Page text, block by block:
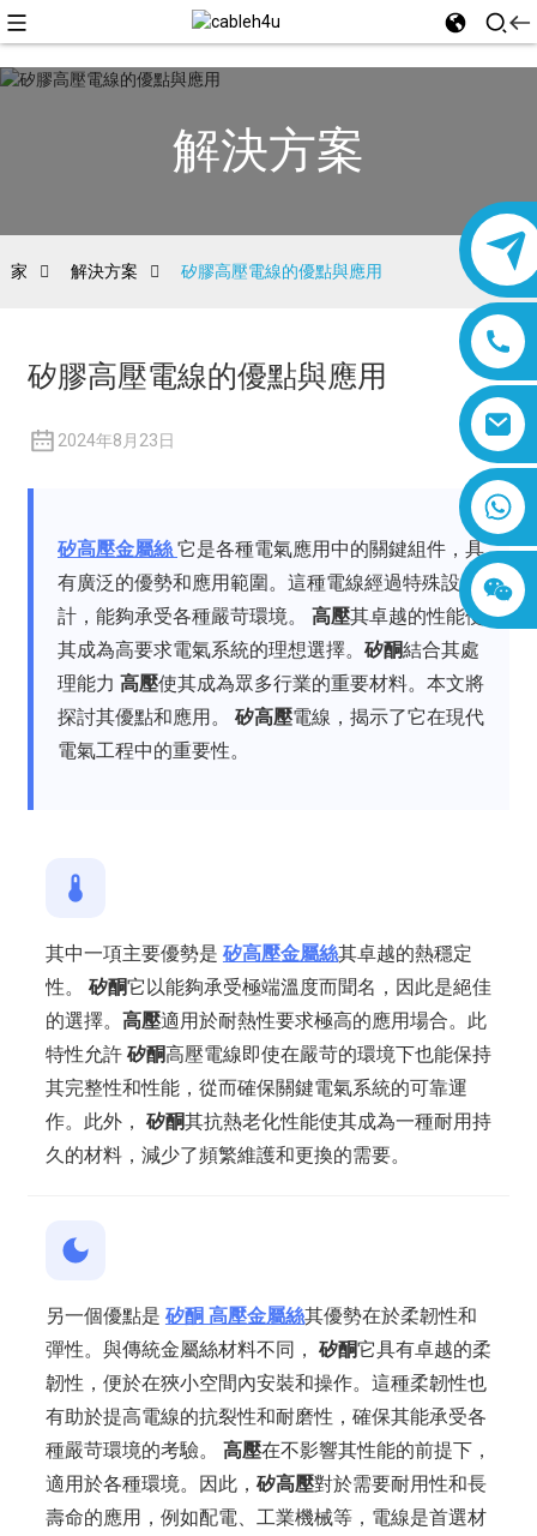
解決方案
家 解決方案 矽膠高壓電線的優點與應用
矽膠高壓電線的優點與應用
2024年8月23日
矽高壓金屬絲它是各種電氣應用中的關鍵組件，具
有廣泛的優勢和應用範圍。這種電線經過特殊設
計，能夠承受各種嚴苛環境。 高壓其卓越的性能使
其成為高要求電氣系統的理想選擇。 矽酮結合其處
理能力 高壓使其成為眾多行業的重要材料。本文將
探討其優點和應用。 矽高壓電線，揭示了它在現代
電氣工程中的重要性。
其中一項主要優勢是 矽高壓金屬絲其卓越的熱穩定
性。 矽酮它以能夠承受極端溫度而聞名，因此是絕佳
的選擇。 高壓適用於耐熱性要求極高的應用場合。此
特性允許矽酮高壓電線即使在嚴苛的環境下也能保持
其完整性和性能，從而確保關鍵電氣系統的可靠運
作。此外， 矽酮其抗熱老化性能使其成為一種耐用持
久的材料，減少了頻繁維護和更換的需要。
另一個優點是 矽酮高壓金屬絲其優勢在於柔韌性和
彈性。與傳統金屬絲材料不同， 矽酮它具有卓越的柔
韌性，便於在狹小空間內安裝和操作。這種柔韌性也
有助於提高電線的抗裂性和耐磨性，確保其能承受各
種嚴苛環境的考驗。 高壓在不影響其性能的前提下，
適用於各種環境。因此， 矽高壓對於需要耐用性和長
壽命的應用，例如配電、工業機械等，電線是首選材